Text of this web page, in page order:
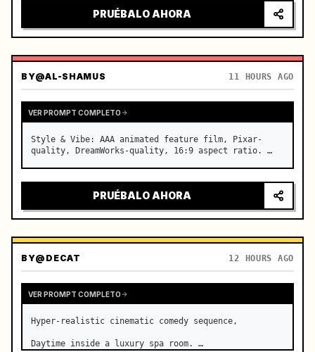
aceleración repentina…PRUÉBALO AHORA
BY@AL-SHAMUS 11 HOURS AGO
VER PROMPT COMPLETO
Style & Vibe: AAA animated feature film, Pixar-
quality, DreamWorks-quality, 16:9 aspect ratio. …
PRUÉBALO AHORA
BY@DECAT 12 HOURS AGO
VER PROMPT COMPLETO
Hyper-realistic cinematic comedy sequence,
Daytime inside a luxury spa room. …